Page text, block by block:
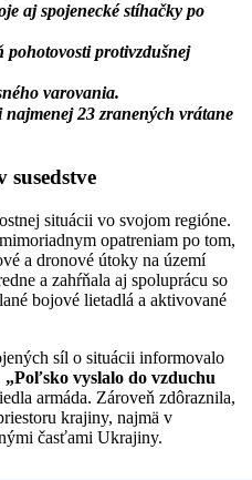
aj spojenecké stíhačky po
protivzdušnej
varovania.
23 zranených vrátane
situácii vo svojom regióne.
opatreniam po tom,
a dronové útoky na území
a zahŕňala aj spoluprácu so
bojové lietadlá a aktivované
síl o situácii informovalo
„Poľsko vyslalo do vzduchu
armáda. Zároveň zdôraznila,
krajiny, najmä v
časťami Ukrajiny.